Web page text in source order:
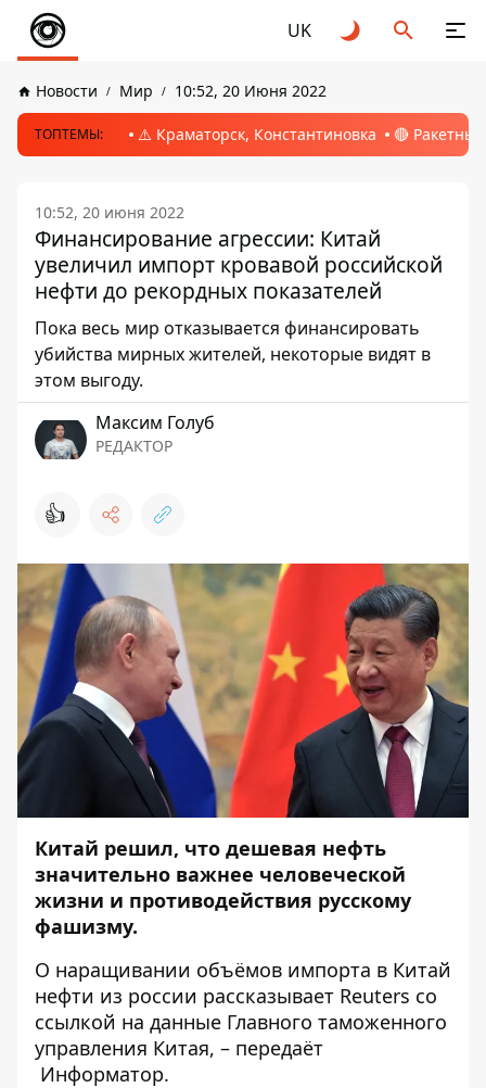
UK
Новости Мир 10:52, 20 Июня 2022
ТОПТЕМЫ: ⚠️ Краматорск, Константиновка 🔴
10:52, 20 июня 2022
Финансирование агрессии: Китай
увеличил импорт кровавой российской
нефти до рекордных показателей
Пока весь мир отказывается финансировать
убийства мирных жителей, некоторые видят в
этом выгоду.
Максим Голуб
РЕДАКТОР
👍
Китай решил, что дешевая нефть
значительно важнее человеческой
жизни и противодействия русскому
фашизму.
О наращивании объёмов импорта в Китай
нефти из россии рассказывает Reuters со
ссылкой на данные Главного таможенного
управления Китая, – передаёт
Информатор.